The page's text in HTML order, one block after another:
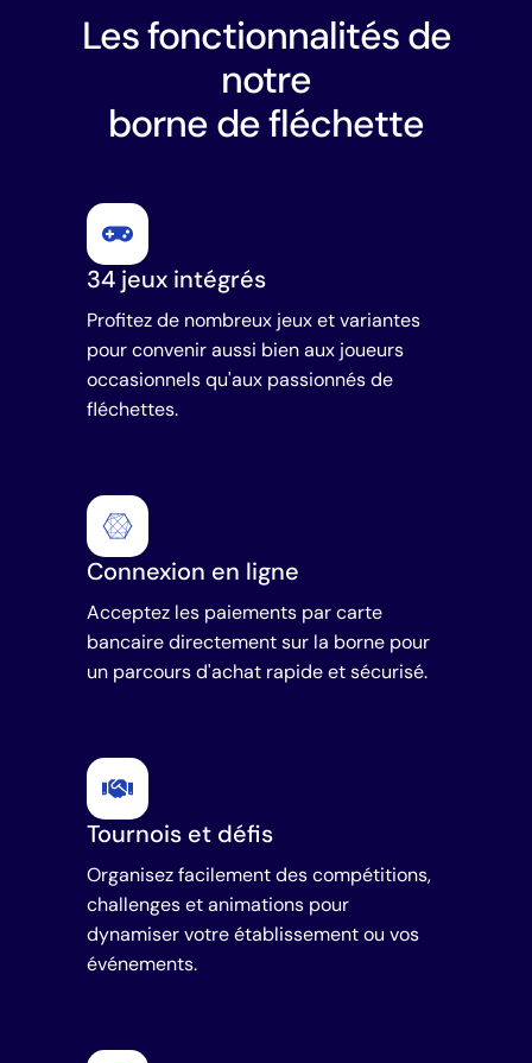
Les fonctionnalités de
notre
borne de fléchette
34 jeux intégrés
Profitez de nombreux jeux et variantes
pour convenir aussi bien aux joueurs
occasionnels qu'aux passionnés de
fléchettes.
Connexion en ligne
Acceptez les paiements par carte
bancaire directement sur la borne pour
un parcours d'achat rapide et sécurisé.
Tournois et défis
Organisez facilement des compétitions,
challenges et animations pour
dynamiser votre établissement ou vos
événements.